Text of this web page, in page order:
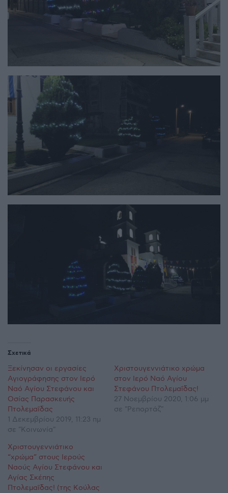
Σχετικά
Ξεκίνησαν οι εργασίες
Αγιογράφησης στον Ιερό
Ναό Αγίου Στεφάνου και
Οσίας Παρασκευής
Πτολεμαΐδας
1 Δεκεμβρίου 2019, 11:23 πμ
σε "Κοινωνία"
Χριστουγεννιάτικο χρώμα
στον Ιερό Ναό Αγίου
Στεφάνου Πτολεμαΐδας!
27 Νοεμβρίου 2020, 1:06 μμ
σε "Ρεπορτάζ"
Χριστουγεννιάτικο
“χρώμα” στους Ιερούς
Ναούς Αγίου Στεφάνου και
Αγίας Σκέπης
Πτολεμαΐδας! (της Κούλας